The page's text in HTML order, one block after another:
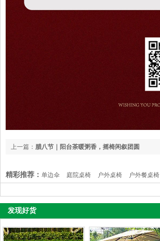
上一篇： 腊八节｜阳台茶暖粥香，摇椅闲叙团圆
精彩推荐： 单边伞 庭院桌椅 户外桌椅 户外餐桌椅
发现好货